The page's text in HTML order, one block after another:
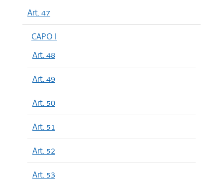
Art. 47
CAPO I
Art. 48
Art. 49
Art. 50
Art. 51
Art. 52
Art. 53